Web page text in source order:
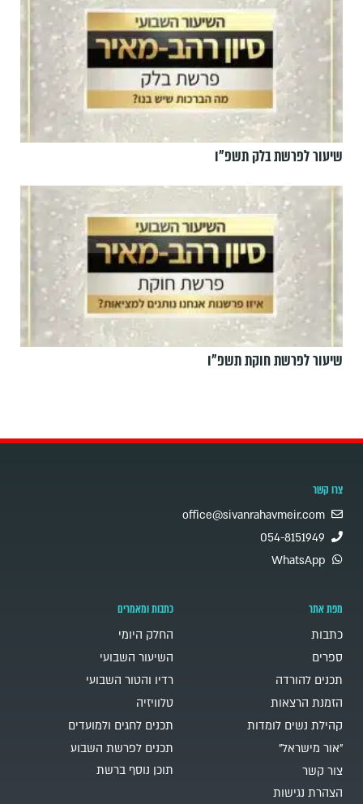
שיעור לפרשת בלק תשפ"ו
שיעור לפרשת חוקת תשפ"ו
צרו קשר
office@sivanrahavmeir.com
054-8151949
WhatsApp
מפת אתר
כתבות
ספרים
תכנים להורדה
הזמנת הרצאות
קהילת נשים לומדות
"אור מישראל"
צור קשר
הצהרת נגישות
כתבות ומאמרים
החלק היומי
השיעור השבועי
רדיו והטור השבועי
טלוויזיה
תכנים לחגים ולמועדים
תכנים לפרשת השבוע
תוכן נוסף ברשת